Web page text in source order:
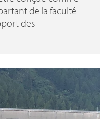
de la faculté
des